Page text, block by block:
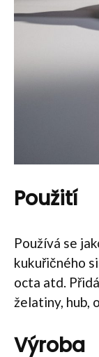
Použití
Používá se
kukuřičného
octa atd.
želatiny, hub,
Výroba